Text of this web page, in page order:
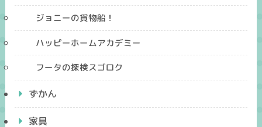
ジョニーの貨物船！
ハッピーホームアカデミー
フータの探検スゴロク
ずかん
家具